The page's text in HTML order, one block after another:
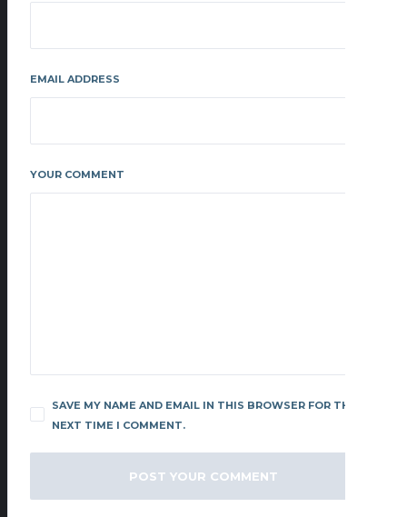
EMAIL ADDRESS
YOUR COMMENT
SAVE MY NAME AND EMAIL IN THIS BROWSER FOR THE
NEXT TIME I COMMENT.